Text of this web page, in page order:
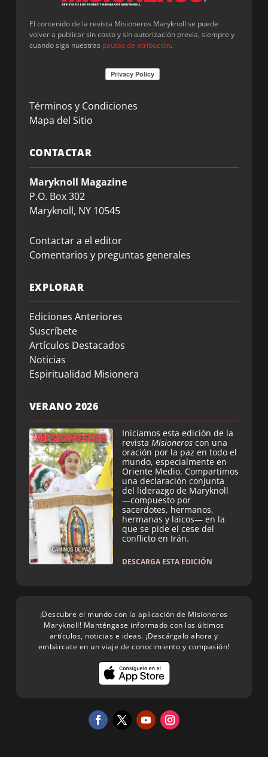
El contenido de la revista Misioneros Maryknoll se puede
volver a publicar sin costo y sin autorización previa, siempre y
cuando siga nuestras pautas de atribución.
Términos y Condiciones
Mapa del Sitio
CONTACTAR
Maryknoll Magazine
P.O. Box 302
Maryknoll, NY 10545
Contactar a el editor
Comentarios y preguntas generales
EXPLORAR
Ediciones Anteriores
Suscríbete
Artículos Destacados
Noticias
Espiritualidad Misionera
VERANO 2026
Iniciamos esta edición de la
revista Misioneros con una
oración por la paz en todo el
mundo, especialmente en
Oriente Medio. Compartimos
una declaración conjunta
del liderazgo de Maryknoll
—compuesto por
sacerdotes, hermanos,
hermanas y laicos— en la
que se pide el cese del
conflicto en Irán.
DESCARGA ESTA EDICIÓN
¡Descubre el mundo con la aplicación de Misioneros
Maryknoll! Manténgase informado con los últimos
artículos, noticias e ideas. ¡Descárgalo ahora y
embárcate en un viaje de conocimiento y compasión!